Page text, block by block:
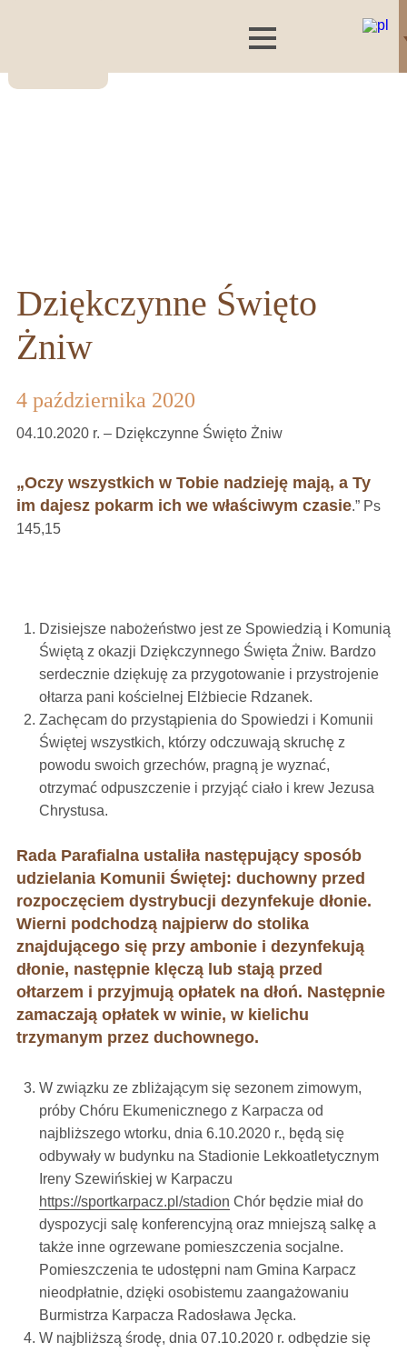
Dziękczynne Święto
Żniw
4 października 2020
04.10.2020 r. – Dziękczynne Święto Żniw
„Oczy wszystkich w Tobie nadzieję mają, a Ty
im dajesz pokarm ich we właściwym czasie.” Ps
145,15
Dzisiejsze nabożeństwo jest ze Spowiedzią i Komunią
Świętą z okazji Dziękczynnego Święta Żniw. Bardzo
serdecznie dziękuję za przygotowanie i przystrojenie
ołtarza pani kościelnej Elżbiecie Rdzanek.
Zachęcam do przystąpienia do Spowiedzi i Komunii
Świętej wszystkich, którzy odczuwają skruchę z
powodu swoich grzechów, pragną je wyznać,
otrzymać odpuszczenie i przyjąć ciało i krew Jezusa
Chrystusa.
Rada Parafialna ustaliła następujący sposób
udzielania Komunii Świętej: duchowny przed
rozpoczęciem dystrybucji dezynfekuje dłonie.
Wierni podchodzą najpierw do stolika
znajdującego się przy ambonie i dezynfekują
dłonie, następnie klęczą lub stają przed
ołtarzem i przyjmują opłatek na dłoń. Następnie
zamaczają opłatek w winie, w kielichu
trzymanym przez duchownego.
W związku ze zbliżającym się sezonem zimowym,
próby Chóru Ekumenicznego z Karpacza od
najbliższego wtorku, dnia 6.10.2020 r., będą się
odbywały w budynku na Stadionie Lekkoatletycznym
Ireny Szewińskiej w Karpaczu
https://sportkarpacz.pl/stadion Chór będzie miał do
dyspozycji salę konferencyjną oraz mniejszą salkę a
także inne ogrzewane pomieszczenia socjalne.
Pomieszczenia te udostępni nam Gmina Karpacz
nieodpłatnie, dzięki osobistemu zaangażowaniu
Burmistrza Karpacza Radosława Jęcka.
W najbliższą środę, dnia 07.10.2020 r. odbędzie się